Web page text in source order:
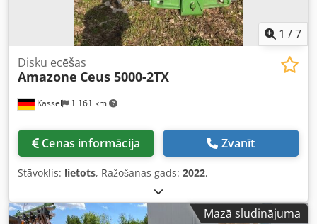
1 /7
Kassel 1 161 km
Disku ecēšas
Amazone Ceus 5000-2TX
Cenas informācija Zvanīt
Stāvoklis: lietots, Ražošanas gads: 2022,
Mazā sludinājuma